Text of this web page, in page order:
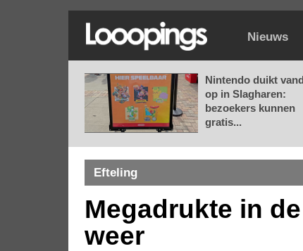
Nieuws
Nintendo duikt
op in Slagharen:
bezoekers kunnen
gratis...
Efteling
Megadrukte in
weer